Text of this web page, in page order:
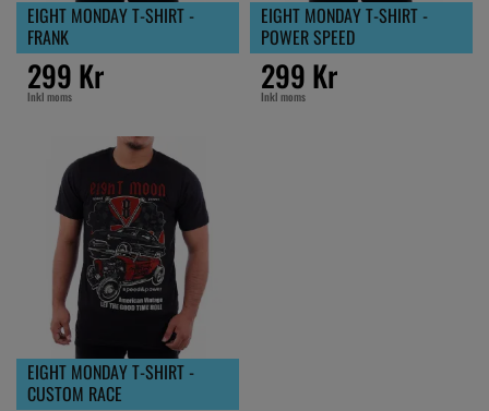
EIGHT MONDAY T-SHIRT -
FRANK
299 Kr
Inkl moms
EIGHT MONDAY T-SHIRT -
POWER SPEED
299 Kr
Inkl moms
EIGHT MONDAY T-SHIRT -
CUSTOM RACE